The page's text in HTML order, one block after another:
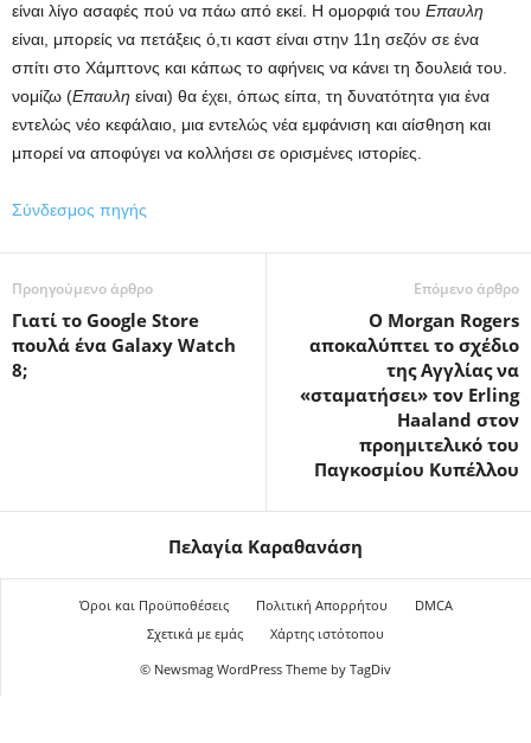
είναι λίγο ασαφές πού να πάω από εκεί. Η ομορφιά του Επαυλη
είναι, μπορείς να πετάξεις ό,τι καστ είναι στην 11η σεζόν σε ένα
σπίτι στο Χάμπτονς και κάπως το αφήνεις να κάνει τη δουλειά του.
νομίζω (Επαυλη είναι) θα έχει, όπως είπα, τη δυνατότητα για ένα
εντελώς νέο κεφάλαιο, μια εντελώς νέα εμφάνιση και αίσθηση και
μπορεί να αποφύγει να κολλήσει σε ορισμένες ιστορίες.
Σύνδεσμος πηγής
Προηγούμενο άρθρο
Γιατί το Google Store
πουλά ένα Galaxy Watch
8;
Επόμενο άρθρο
Ο Morgan Rogers
αποκαλύπτει το σχέδιο
της Αγγλίας να
«σταματήσει» τον Erling
Haaland στον
προημιτελικό του
Παγκοσμίου Κυπέλλου
Πελαγία Καραθανάση
Όροι και Προϋποθέσεις Πολιτική Απορρήτου
DMCA
Σχετικά με εμάς
Χάρτης ιστότοπου
© Newsmag WordPress Theme by TagDiv